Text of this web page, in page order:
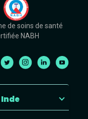
de soins de santé
NABH